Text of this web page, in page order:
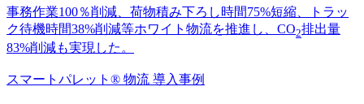
事務作業100％削減、荷物積み下ろし時間75%短縮、トラッ
ク待機時間38%削減等ホワイト物流を推進し、CO2排出量
83%削減も実現した。
スマートパレット® 物流 導入事例